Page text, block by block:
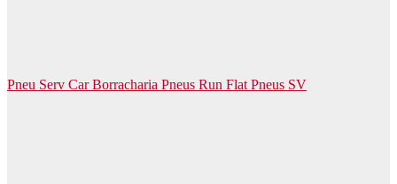
Pneu Serv Car Borracharia Pneus Run Flat Pneus SV